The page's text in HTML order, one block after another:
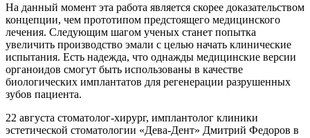
На данный момент эта работа является скорее доказательством
концепции, чем прототипом предстоящего медицинского
лечения. Следующим шагом ученых станет попытка
увеличить производство эмали с целью начать клинические
испытания. Есть надежда, что однажды медицинские версии
органоидов смогут быть использованы в качестве
биологических имплантатов для регенерации разрушенных
зубов пациента.
22 августа стоматолог-хирург, имплантолог клиники
эстетической стоматологии «Дева-Дент» Дмитрий Федоров в